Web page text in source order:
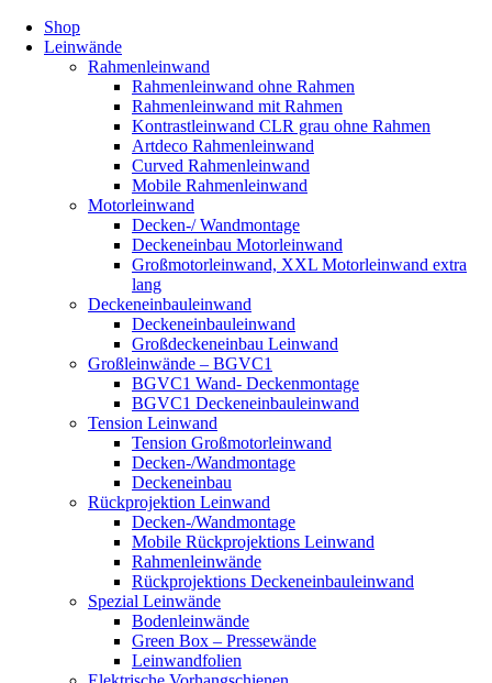
Shop
Leinwände
Rahmenleinwand
Rahmenleinwand ohne Rahmen
Rahmenleinwand mit Rahmen
Kontrastleinwand CLR grau ohne Rahmen
Artdeco Rahmenleinwand
Curved Rahmenleinwand
Mobile Rahmenleinwand
Motorleinwand
Decken-/ Wandmontage
Deckeneinbau Motorleinwand
Großmotorleinwand, XXL Motorleinwand extra
lang
Deckeneinbauleinwand
Deckeneinbauleinwand
Großdeckeneinbau Leinwand
Großleinwände – BGVC1
BGVC1 Wand- Deckenmontage
BGVC1 Deckeneinbauleinwand
Tension Leinwand
Tension Großmotorleinwand
Decken-/Wandmontage
Deckeneinbau
Rückprojektion Leinwand
Decken-/Wandmontage
Mobile Rückprojektions Leinwand
Rahmenleinwände
Rückprojektions Deckeneinbauleinwand
Spezial Leinwände
Bodenleinwände
Green Box – Pressewände
Leinwandfolien